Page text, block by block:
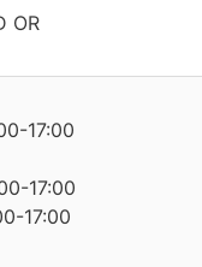
OR
17:00
17:00
17:00